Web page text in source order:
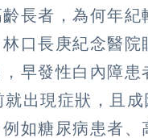
長者，為何年紀
口長庚紀念醫院
早發性白內障患
出現症狀，且成
如糖尿病患者、